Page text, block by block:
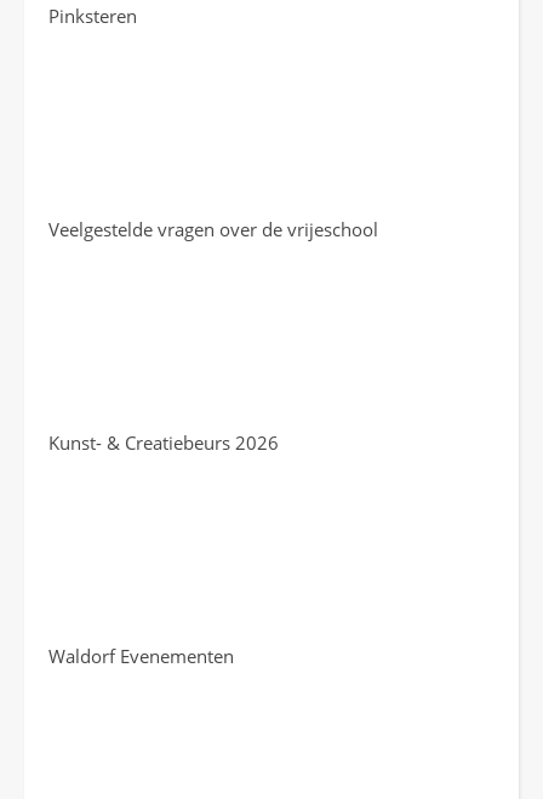
Pinksteren
Veelgestelde vragen over de vrijeschool
Kunst- & Creatiebeurs 2026
Waldorf Evenementen